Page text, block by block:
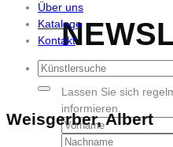
Lassen Sie sich
informieren.
Über uns
Kataloge
Kontakt
Weisgerber, Albert